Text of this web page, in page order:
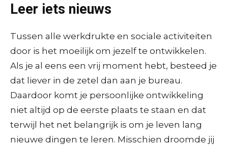
Leer iets nieuws
Tussen alle werkdrukte en sociale activiteiten
door is het moeilijk om jezelf te ontwikkelen.
Als je al eens een vrij moment hebt, besteed je
dat liever in de zetel dan aan je bureau.
Daardoor komt je persoonlijke ontwikkeling
niet altijd op de eerste plaats te staan en dat
terwijl het net belangrijk is om je leven lang
nieuwe dingen te leren. Misschien droomde jij